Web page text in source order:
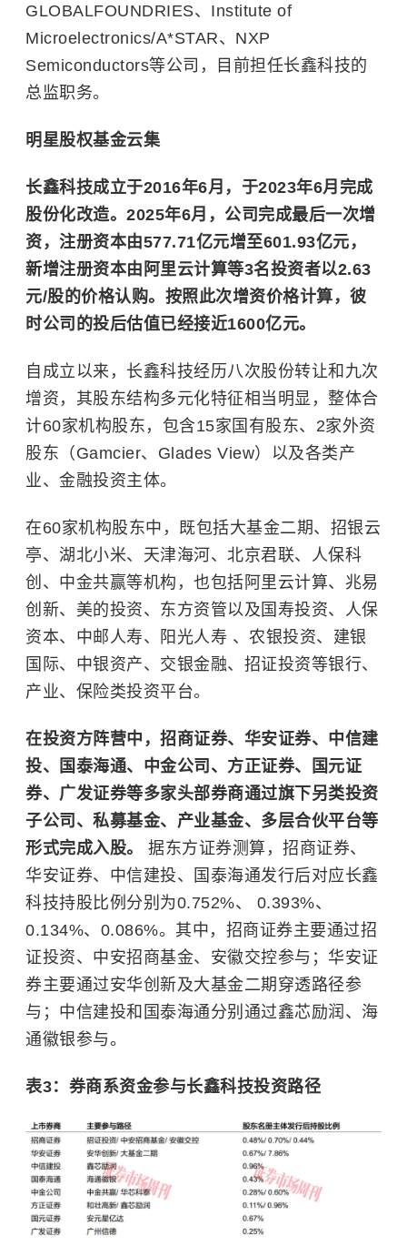
GLOBALFOUNDRIES、Institute of
Microelectronics/A*STAR、NXP
Semiconductors等公司，目前担任长鑫科技的
总监职务。
明星股权基金云集
长鑫科技成立于2016年6月，于2023年6月完成
股份化改造。2025年6月，公司完成最后一次增
资，注册资本由577.71亿元增至601.93亿元，
新增注册资本由阿里云计算等3名投资者以2.63
元/股的价格认购。按照此次增资价格计算，彼
时公司的投后估值已经接近1600亿元。
自成立以来，长鑫科技经历八次股份转让和九次
增资，其股东结构多元化特征相当明显，整体合
计60家机构股东，包含15家国有股东、2家外资
股东（Gamcier、Glades View）以及各类产
业、金融投资主体。
在60家机构股东中，既包括大基金二期、招银云
亭、湖北小米、天津海河、北京君联、人保科
创、中金共赢等机构，也包括阿里云计算、兆易
创新、美的投资、东方资管以及国寿投资、人保
资本、中邮人寿、阳光人寿 、农银投资、建银
国际、中银资产、交银金融、招证投资等银行、
产业、保险类投资平台。
在投资方阵营中，招商证券、华安证券、中信建
投、国泰海通、中金公司、方正证券、国元证
券、广发证券等多家头部券商通过旗下另类投资
子公司、私募基金、产业基金、多层合伙平台等
形式完成入股。
据东方证券测算，招商证券、
华安证券、中信建投、国泰海通发行后对应长鑫
科技持股比例分别为0.752%、 0.393%、
0.134%、0.086%。其中，招商证券主要通过招
证投资、中安招商基金、安徽交控参与；华安证
券主要通过安华创新及大基金二期穿透路径参
与；中信建投和国泰海通分别通过鑫芯励润、海
通徽银参与。
表3：券商系资金参与长鑫科技投资路径